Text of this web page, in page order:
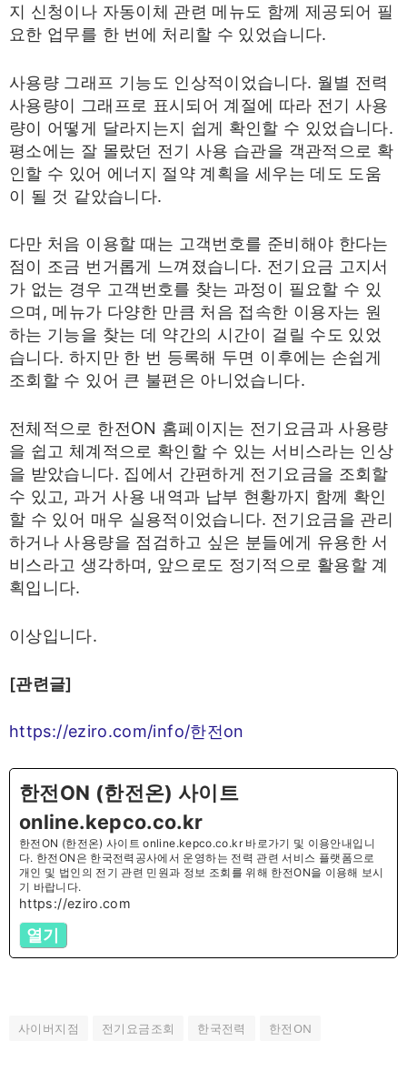
지 신청이나 자동이체 관련 메뉴도 함께 제공되어 필
요한 업무를 한 번에 처리할 수 있었습니다.
사용량 그래프 기능도 인상적이었습니다. 월별 전력
사용량이 그래프로 표시되어 계절에 따라 전기 사용
량이 어떻게 달라지는지 쉽게 확인할 수 있었습니다.
평소에는 잘 몰랐던 전기 사용 습관을 객관적으로 확
인할 수 있어 에너지 절약 계획을 세우는 데도 도움
이 될 것 같았습니다.
다만 처음 이용할 때는 고객번호를 준비해야 한다는
점이 조금 번거롭게 느껴졌습니다. 전기요금 고지서
가 없는 경우 고객번호를 찾는 과정이 필요할 수 있
으며, 메뉴가 다양한 만큼 처음 접속한 이용자는 원
하는 기능을 찾는 데 약간의 시간이 걸릴 수도 있었
습니다. 하지만 한 번 등록해 두면 이후에는 손쉽게
조회할 수 있어 큰 불편은 아니었습니다.
전체적으로 한전ON 홈페이지는 전기요금과 사용량
을 쉽고 체계적으로 확인할 수 있는 서비스라는 인상
을 받았습니다. 집에서 간편하게 전기요금을 조회할
수 있고, 과거 사용 내역과 납부 현황까지 함께 확인
할 수 있어 매우 실용적이었습니다. 전기요금을 관리
하거나 사용량을 점검하고 싶은 분들에게 유용한 서
비스라고 생각하며, 앞으로도 정기적으로 활용할 계
획입니다.
이상입니다.
[관련글]
https://eziro.com/info/한전on
한전ON (한전온) 사이트
online.kepco.co.kr
한전ON (한전온) 사이트 online.kepco.co.kr 바로가기 및 이용안내입니
다. 한전ON은 한국전력공사에서 운영하는 전력 관련 서비스 플랫폼으로
개인 및 법인의 전기 관련 민원과 정보 조회를 위해 한전ON을 이용해 보시
기 바랍니다.
https://eziro.com
열기
사이버지점 전기요금조회 한국전력 한전ON